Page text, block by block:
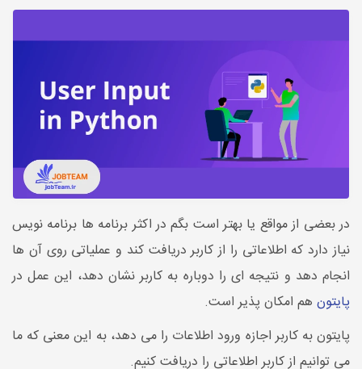
در بعضی از مواقع یا بهتر است بگم در اکثر برنامه ها برنامه نویس
نیاز دارد که اطلاعاتی را از کاربر دریافت کند و عملیاتی روی آن ها
انجام دهد و نتیجه ای را دوباره به کاربر نشان دهد، این عمل در
پایتون هم امکان پذیر است.
پایتون به کاربر اجازه ورود اطلاعات را می دهد، به این معنی که ما
می توانیم از کاربر اطلاعاتی را دریافت کنیم.